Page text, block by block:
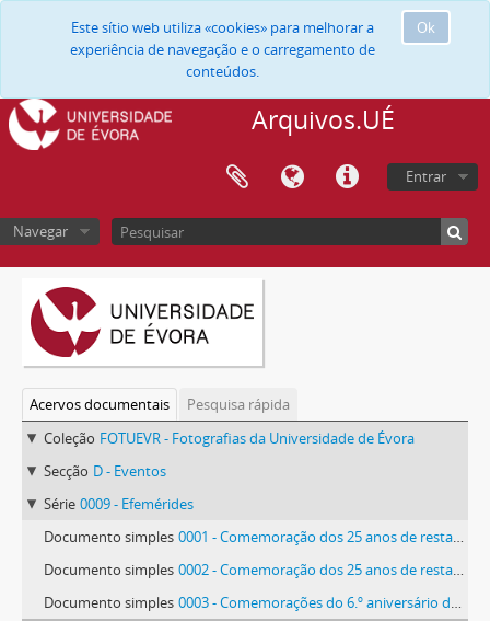
Ok
Este sítio web utiliza «cookies» para melhorar a
experiência de navegação e o carregamento de
conteúdos.
Arquivos.UÉ
Entrar
Navegar
Acervos documentais
Pesquisa rápida
Coleção FOTUEVR - Fotografias da Universidade de Évora
Secção D - Eventos
Série 0009 - Efemérides
Documento simples 0001 - Comemoração dos 25 anos de restauração do ensino universitário
Documento simples 0002 - Comemoração dos 25 anos de restauração do ensino universitário
Documento simples 0003 - Comemorações do 6.º aniversário da Universidade restaurada